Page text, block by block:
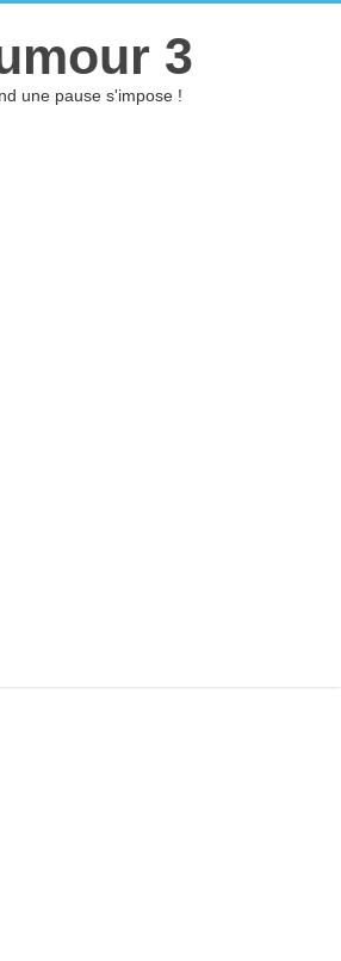
3
une pause s'impose !